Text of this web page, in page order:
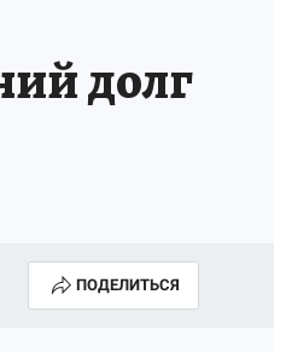
долг
ПОДЕЛИТЬСЯ